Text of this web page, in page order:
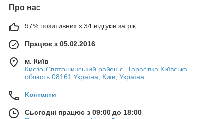
Про нас
97% позитивних з 34 відгуків за рік
Працює з 05.02.2016
м. Київ
Києво-Святошинський район с. Тарасівка Київська
область 08161 Україна, Київ, Україна
Контакти
Сьогодні працює з 09:00 до 18:00